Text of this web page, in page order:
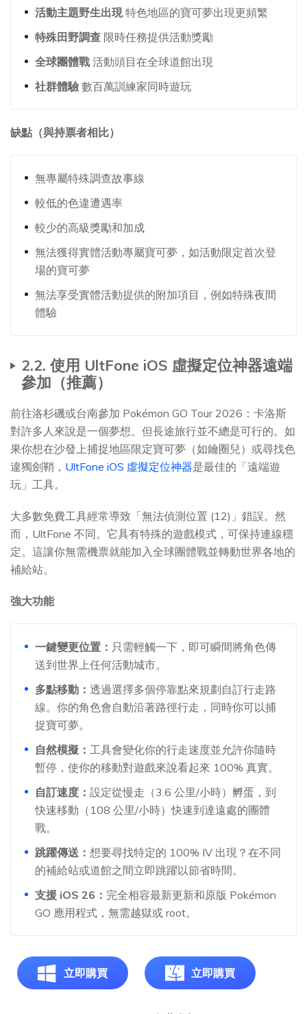
活動主題野生出現特色地區的寶可夢出現更頻繁
特殊田野調查 限時任務提供活動獎勵
全球團體戰 活動頭目在全球道館出現
社群體驗 數百萬訓練家同時遊玩
缺點（與持票者相比）
無專屬特殊調查故事線
較低的色違遭遇率
較少的高級獎勵和加成
無法獲得實體活動專屬寶可夢，如活動限定首次登
場的寶可夢
無法享受實體活動提供的附加項目，例如特殊夜間
體驗
2.2. 使用 UltFone iOS 虛擬定位神器遠端
參加（推薦）
前往洛杉磯或台南參加 Pokémon GO Tour 2026：卡洛斯
對許多人來說是一個夢想。但長途旅行並不總是可行的。如
果你想在沙發上捕捉地區限定寶可夢（如鑰圈兒）或尋找色
違獨劍鞘， UltFone iOS 虛擬定位神器是最佳的「遠端遊
玩」工具。
大多數免費工具經常導致「無法偵測位置 (12)」錯誤。然
而，UltFone 不同。它具有特殊的遊戲模式，可保持連線穩
定。這讓你無需機票就能加入全球團體戰並轉動世界各地的
補給站。
強大功能
一鍵變更位置： 只需輕觸一下，即可瞬間將角色傳
送到世界上任何活動城市。
多點移動： 透過選擇多個停靠點來規劃自訂行走路
線。你的角色會自動沿著路徑行走，同時你可以捕
捉寶可夢。
自然模擬： 工具會變化你的行走速度並允許你隨時
暫停，使你的移動對遊戲來說看起來 100% 真實。
自訂速度： 設定從慢走（3.6 公里/小時）孵蛋，到
快速移動（108 公里/小時）快速到達遠處的團體
戰。
跳躍傳送： 想要尋找特定的 100% IV 出現？在不同
的補給站或道館之間立即跳躍以節省時間。
支援 iOS 26： 完全相容最新更新和原版 Pokémon
GO 應用程式，無需越獄或 root。
立即購買 立即購買